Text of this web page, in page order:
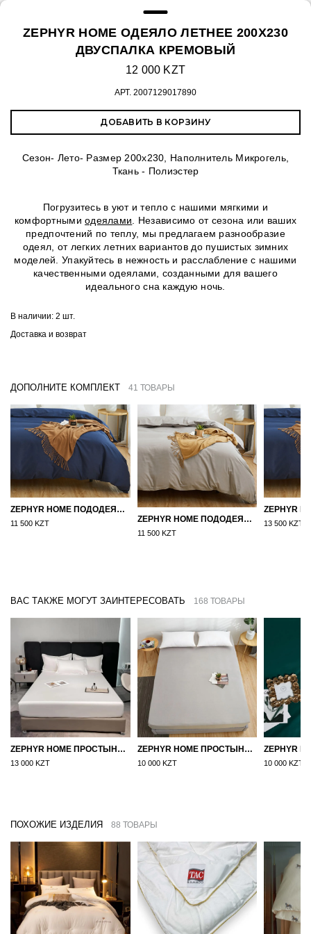
ZEPHYR HOME ОДЕЯЛО ЛЕТНЕЕ 200Х230
ДВУСПАЛКА КРЕМОВЫЙ
12 000 KZT
АРТ. 2007129017890
ДОБАВИТЬ В КОРЗИНУ
Сезон- Лето- Размер 200х230, Наполнитель Микрогель,
Ткань - Полиэстер
Погрузитесь в уют и тепло с нашими мягкими и
комфортнымиодеялами . Независимо от сезона или ваших
предпочтений по теплу, мы предлагаем разнообразие
одеял, от легких летних вариантов до пушистых зимних
моделей. Упакуйтесь в нежность и расслабление с нашими
качественными одеялами, созданными для вашего
идеального сна каждую ночь.
В наличии: 2 шт.
Доставка и возврат
ДОПОЛНИТЕ КОМПЛЕКТ 41 ТОВАРЫ
ZEPHYR HOME ПОДОДЕЯЛЬНИК САТИН 160×210 СИНИЙ
11 500 KZT ZEPHYR HOME ПОДОДЕЯЛЬНИК САТИН 160×210 СЕРЫЙ
11 500 KZT
13 500 KZT
ВАС ТАКЖЕ МОГУТ ЗАИНТЕРЕСОВАТЬ 168 ТОВАРЫ
ZEPHYR HOME ПРОСТЫНЯ НА РЕЗИНКЕ ЕГИПЕТСКИЙ ХЛОПОК 160X200 БЕЛЫЙ
13 000 KZT
ZEPHYR HOME ПРОСТЫНЯ НА РЕЗИНКЕ 160Х200, САТИН, СЕРЫЙ
10 000 KZT 10 000 KZT
ПОХОЖИЕ ИЗДЕЛИЯ 88 ТОВАРЫ